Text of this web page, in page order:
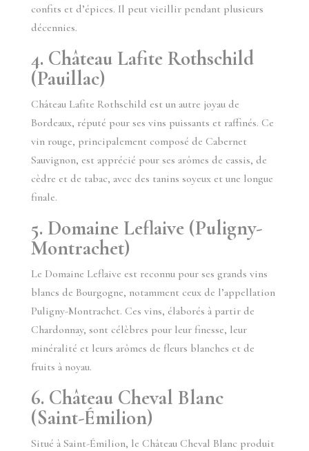
confits et d’épices. Il peut vieillir pendant plusieurs
décennies.
4. Château Lafite Rothschild
(Pauillac)
Château Lafite Rothschild est un autre joyau de
Bordeaux, réputé pour ses vins puissants et raffinés. Ce
vin rouge, principalement composé de Cabernet
Sauvignon, est apprécié pour ses arômes de cassis, de
cèdre et de tabac, avec des tanins soyeux et une longue
finale.
5. Domaine Leflaive (Puligny-
Montrachet)
Le Domaine Leflaive est reconnu pour ses grands vins
blancs de Bourgogne, notamment ceux de l’appellation
Puligny-Montrachet. Ces vins, élaborés à partir de
Chardonnay, sont célèbres pour leur finesse, leur
minéralité et leurs arômes de fleurs blanches et de
fruits à noyau.
6. Château Cheval Blanc
(Saint-Émilion)
Situé à Saint-Émilion, le Château Cheval Blanc produit